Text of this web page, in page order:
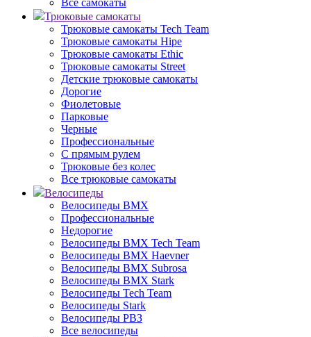
Все самокаты
Трюковые самокаты
Трюковые самокаты Tech Team
Трюковые самокаты Hipe
Трюковые самокаты Ethic
Трюковые самокаты Street
Детские трюковые самокаты
Дорогие
Фиолетовые
Парковые
Черные
Профессиональные
С прямым рулем
Трюковые без колес
Все трюковые самокаты
Велосипеды
Велосипеды BMX
Профессиональные
Недорогие
Велосипеды BMX Tech Team
Велосипеды BMX Haevner
Велосипеды BMX Subrosa
Велосипеды BMX Stark
Велосипеды Tech Team
Велосипеды Stark
Велосипеды РВЗ
Все велосипеды